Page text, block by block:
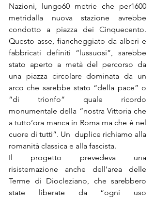
Nazioni, lungo60 metrie che per1600
metridalla nuova stazione avrebbe
condotto a piazza dei Cinquecento.
Questo asse, fiancheggiato da alberi e
fabbricati definiti “lussuosi”, sarebbe
stato aperto a metà del percorso da
una piazza circolare dominata da un
arco che sarebbe stato “della pace” o
“di trionfo” quale ricordo
monumentale della “nostra Vittoria che
a tutto’ora manca in Roma ma che è nel
cuore di tutti”. Un  duplice richiamo alla
romanità classica e alla fascista.
Il progetto prevedeva una
risistemazione anche dell’area delle
Terme di Diocleziano, che sarebbero
state liberate da “ogni uso